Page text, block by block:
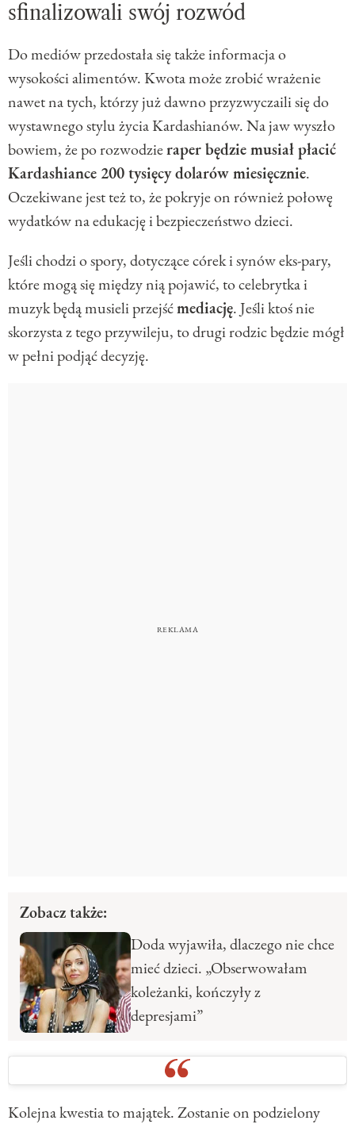
sfinalizowali swój rozwód
Do mediów przedostała się także informacja o
wysokości alimentów. Kwota może zrobić wrażenie
nawet na tych, którzy już dawno przyzwyczaili się do
wystawnego stylu życia Kardashianów. Na jaw wyszło
bowiem, że po rozwodzieraper będzie musiał płacić
Kardashiance 200 tysięcy dolarów miesięcznie.
Oczekiwane jest też to, że pokryje on również połowę
wydatków na edukację i bezpieczeństwo dzieci.
Jeśli chodzi o spory, dotyczące córek i synów eks-pary,
które mogą się między nią pojawić, to celebrytka i
muzyk będą musieli przejśćmediację. Jeśli ktoś nie
skorzysta z tego przywileju, to drugi rodzic będzie mógł
w pełni podjąć decyzję.
Zobacz także:
Doda wyjawiła, dlaczego nie chce
mieć dzieci. „Obserwowałam
koleżanki, kończyły z
depresjami”
Kolejna kwestia to majątek. Zostanie on podzielony